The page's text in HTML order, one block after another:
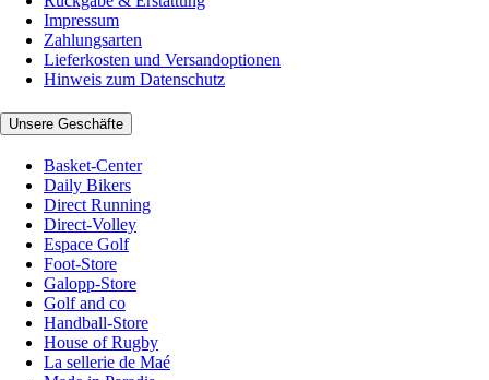
Impressum
Zahlungsarten
Lieferkosten und Versandoptionen
Hinweis zum Datenschutz
Unsere Geschäfte
Basket-Center
Daily Bikers
Direct Running
Direct-Volley
Espace Golf
Foot-Store
Galopp-Store
Golf and co
Handball-Store
House of Rugby
La sellerie de Maé